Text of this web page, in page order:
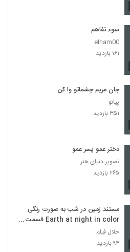
سوء تفاهم
elham00
۱۶۱ بازدید
جان مریم چشماتو وا کن
پیانو
۳۵۱ بازدید
دختر عمو پسر عمو
تصویر دنیای هنر
۲۶۵ بازدید
مستند زمین در شب به صورت رنگی
Earth at night in color قسمت
پنجم
حلال فیلم
۹۴ بازدید